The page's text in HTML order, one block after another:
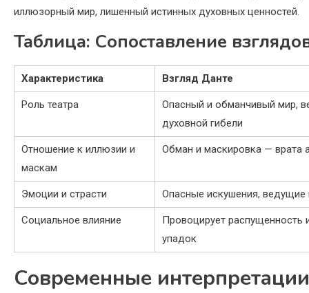
иллюзорный мир, лишенный истинных духовных ценностей.
Таблица: Сопоставление
Характеристика Взгляд Данте
Роль театра
Опасный и обманчивый мир,
духовной гибели
Отношение к иллюзии и
маскам
Обман и маскировка — врата
Эмоции и страсти Опасные искушения, ведущие
Социальное влияние
Провоцирует распущенность
упадок
Современные